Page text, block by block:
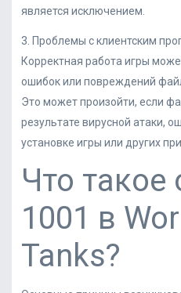
является исключением.
3. Проблемы с клиентским
Корректная работа игры
ошибок или повреждений
Это может произойти, если
результате вирусной атаки,
установке игры или других
Что
1001 в
Tanks?